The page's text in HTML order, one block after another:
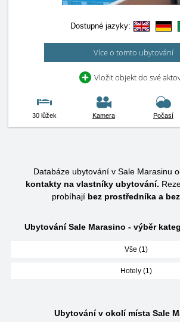
Dostupné jazyky:
Více o tomto ubytování
Vložit objekt do své
30 lůžek Kamera Počasí
Databáze ubytování v Sale Marasinu
kontakty na vlastníky ubytování.
probíhají bez prostředníka a
Ubytování Sale Marasino - výběr
Vše (1)
Hotely (1)
Ubytování v okolí místa Sale